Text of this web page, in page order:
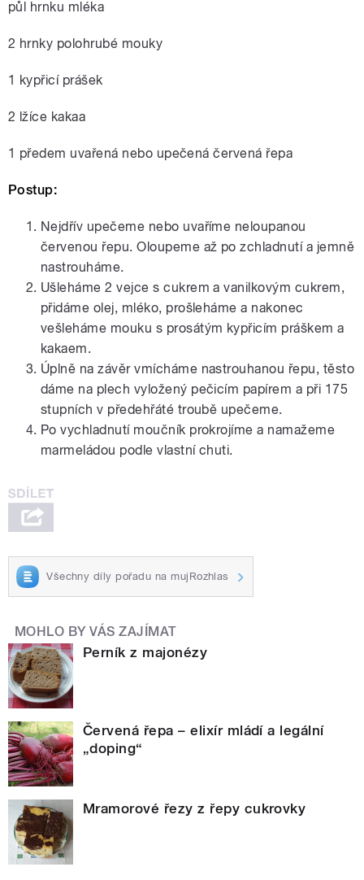
půl hrnku mléka
2 hrnky polohrubé mouky
1 kypřicí prášek
2 lžíce kakaa
1 předem uvařená nebo upečená červená řepa
Postup:
Nejdřív upečeme nebo uvaříme neloupanou
červenou řepu. Oloupeme až po zchladnutí a jemně
nastrouháme.
Ušleháme 2 vejce s cukrem a vanilkovým cukrem,
přidáme olej, mléko, prošleháme a nakonec
vešleháme mouku s prosátým kypřicím práškem a
kakaem.
Úplně na závěr vmícháme nastrouhanou řepu, těsto
dáme na plech vyložený pečicím papírem a při 175
stupních v předehřáté troubě upečeme.
Po vychladnutí moučník prokrojíme a namažeme
marmeládou podle vlastní chuti.
Všechny díly pořadu na mujRozhlas
MOHLO BY VÁS ZAJÍMAT
Perník z majonézy
Červená řepa – elixír mládí a legální
„doping“
Mramorové řezy z řepy cukrovky